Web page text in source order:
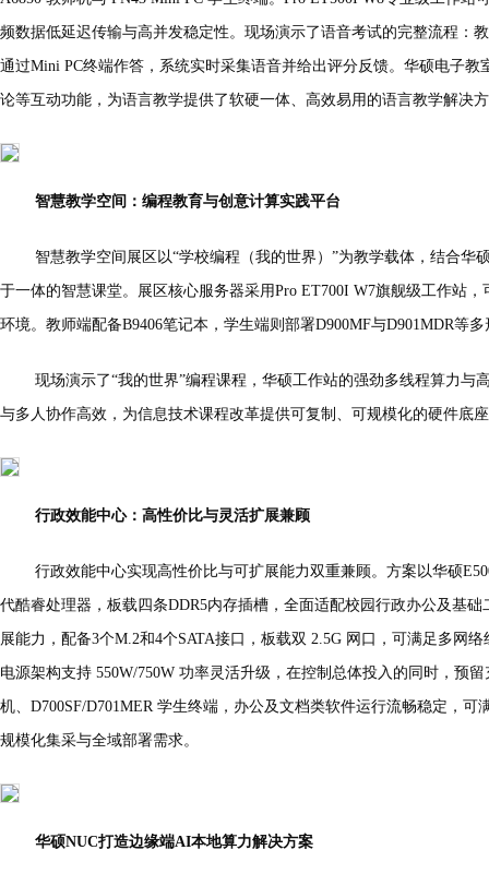
频数据低延迟传输与高并发稳定性。现场演示了语音考试的完整流程：
通过Mini PC终端作答，系统实时采集语音并给出评分反馈。华硕电子
论等互动功能，为语言教学提供了软硬一体、高效易用的语言教学解决
智慧教学空间：编程教育与创意计算实践平台
智慧教学空间展区以“学校编程（我的世界）”为教学载体，结合华
于一体的智慧课堂。展区核心服务器采用Pro ET700I W7旗舰级工作站
环境。教师端配备B9406笔记本，学生端则部署D900MF与D901MDR等
现场演示了“我的世界”编程课程，华硕工作站的强劲多线程算力与
与多人协作高效，为信息技术课程改革提供可复制、可规模化的硬件底
行政效能中心：高性价比与灵活扩展兼顾
行政效能中心实现高性价比与可扩展能力双重兼顾。方案以华硕
代酷睿处理器，板载四条DDR5内存插槽，全面适配校园行政办公及基
展能力，配备3个M.2和4个SATA接口，板载双 2.5G 网口，可满足多网
电源架构支持 550W/750W 功率灵活升级，在控制总体投入的同时，预
机、D700SF/D701MER 学生终端，办公及文档类软件运行流畅稳定，
规模化集采与全域部署需求。
华硕NUC打造边缘端AI本地算力解决方案